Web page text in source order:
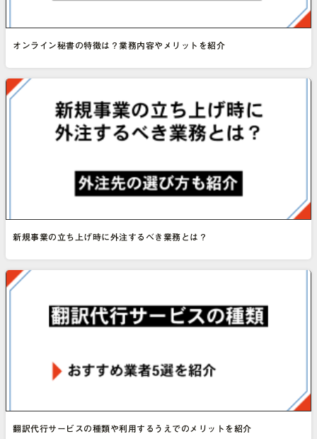
オンライン秘書の特徴は？業務内容やメリットを紹介
新規事業の立ち上げ時に外注するべき業務とは？
翻訳代行サービスの種類や利用するうえでのメリットを紹介